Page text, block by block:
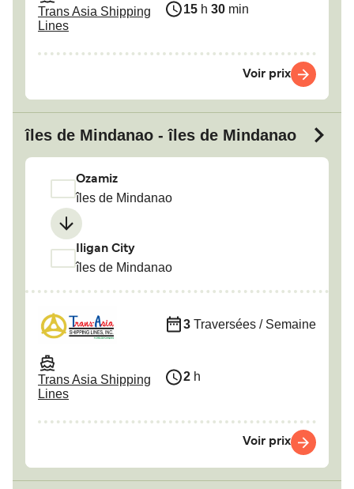
Trans Asia Shipping
Lines
15 h 30 min
Voir prix
îles de Mindanao - îles de Mindanao
Ozamiz
îles de Mindanao
Iligan City
îles de Mindanao
Trans Asia Shipping
Lines
3 Traversées / Semaine
2 h
Voir prix